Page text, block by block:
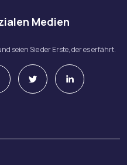
Medien
seien Sie der Erste, der es erfährt.